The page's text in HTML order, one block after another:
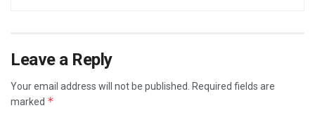
Leave a Reply
Your email address will not be published. Required fields are
marked *